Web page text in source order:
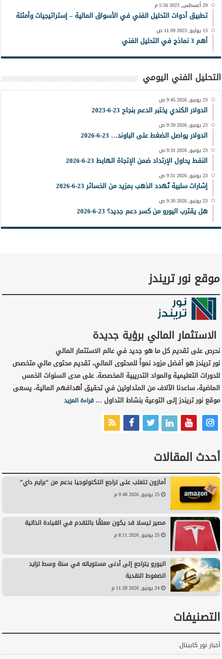
29 أغسطس, 2023 5:56 م
تطبيق أدوات التحليل الفني في الأسواق المالية – إستراتيجيات وأمثلة
13 يوليو, 2023 11:09 ص
أهم 3 نماذج في التحليل الفني
التحليل الفني اليومي
23 يونيو, 2026 9:45 ص
الدولار الكندي يختبر الدعم بنجاح 23-6-2023
23 يونيو, 2026 9:39 ص
الدولار يواصل الضغط على الباوند… 23-6-2026
23 يونيو, 2026 9:31 ص
النفط يحاول الإرتداد ضمن الإتجاة الهابط 23-6-2026
23 يونيو, 2026 9:31 ص
إشارات سلبية تُهدد الذهب بمزيد من الخسائر 23-6-2026
23 يونيو, 2026 9:30 ص
هل يقترب اليورو من كسر دعم جديد؟ 23-6-2026
موقع نور تريندز
الاستثمار المالي برؤية جديدة
نحرص على تقديم كل ما هو جديد في عالم الاستثمار المالي
نور تريندز هو أفضل مزود نمواً للمحتوى المالي، تقديم محتوى مالي متخصص
للدورات التعليمية والمواد التدريبية المخصصة. على مدى السنوات الخمس
الماضية، ساعدنا الآلاف من المتداولين في تحقيق أهدافهم المالية، يسعى
موقع نور تريندز إلى التوعية بنشاط التداول …قراءة المزيد
أحدث المقالات
أمازون تتغلب على تراجع التكنولوجيا بدعم من “برايم داي”
25 يونيو, 2026 9:48 م
مصير تيسلا قد يكون معلقًا بالتقدم في القيادة الذاتية
25 يونيو, 2026 8:11 م
اليورو يتراجع إلى أدنى مستوياته في سنة وسط تزايد
الضغوط النقدية
24 يونيو, 2026 11:28 م
التصنيفات
أخبار نور كابيتال